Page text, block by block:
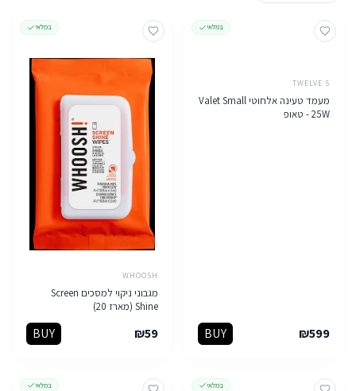
במלאי
TWELVE S
מעמד טעינה אלחוטי Valet Small
25W - טאופ
₪599
BUY
במלאי
WHOOSH
מגבוני ניקוי למסכים Screen
Shine (מארז 20)
₪59
BUY
במלאי במלאי